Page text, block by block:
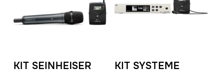
KIT SEINHEISER
KIT SYSTEME